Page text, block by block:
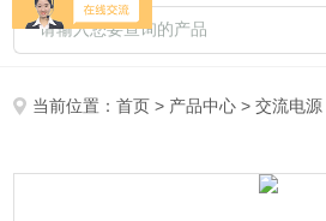
当前位置：首页 > 产品中心 >交流电源